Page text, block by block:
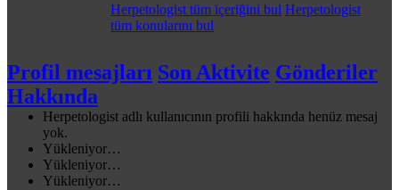
Herpetologist tüm içeriğini bul Herpetologist
tüm konularını bul
Profil mesajları Son Aktivite Gönderiler
Hakkında
Herpetologist adlı kullanıcının profili hakkında henüz mesaj
yok.
Yükleniyor…
Yükleniyor…
Yükleniyor…